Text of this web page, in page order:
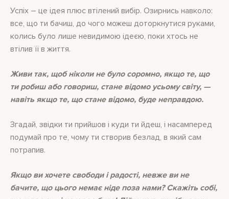
Успіх – це ідея плюс втілений вибір. Озирнись навколо:
все, що ти бачиш, до чого можеш доторкнутися руками,
колись було лише невидимою ідеєю, поки хтось не
втілив її в життя.
Живи так, щоб ніколи не було соромно, якщо те, що
ти робиш або говориш, стане відомо усьому світу, —
навіть якщо те, що стане відомо, буде неправдою.
Згадай, звідки ти прийшов і куди ти йдеш, і насамперед
подумай про те, чому ти створив безлад, в який сам
потрапив.
Якщо ви хочете свободи і радості, невже ви не
бачите, що цього немає ніде поза нами? Скажіть собі,